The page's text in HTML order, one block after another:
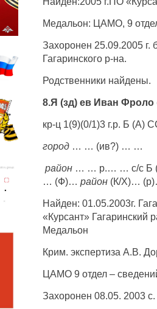
Медальон: ЦАМО, 9
Захоронен 25.09.2005 г.
Гагаринского р-на.
Родственники найдены.
8.Я (зд) ев Иван Фроло
кр-ц 1(9)(0/1)3 г.р. Б (А)
город … … (ив?) … …
район
… … р.… … с/с Б
… (Ф)… район (К/Х)…
Найден: 01.05.2003г.
«Курсант» Гагаринский
Медальон
Крим. экспертиза А.В.
ЦАМО 9 отдел –
Захоронен 08.05. 2003